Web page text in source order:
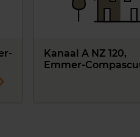
Kanaal A NZ 120,
Emmer-